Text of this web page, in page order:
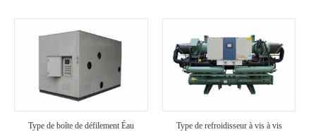
Type de boîte de défilement Éau
Type de refroidisseur à vis à vis